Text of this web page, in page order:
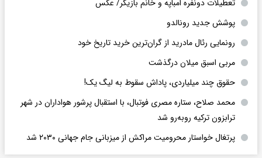
تعطیلات دونفره امباپه و خانم بازیگر/ عکس
پوشش جدید رونالدو
رونمایی رئال مادرید از گران‌ترین خرید تاریخ خود
مربی اسبق میلان درگذشت
حقوق چند میلیاردی، پاداش سقوط به لیگ یک!
محمد صلاح، ستاره مصری فوتبال، با استقبال پرشور هواداران در شهر
ترابزون ترکیه روبه‌رو شد
پرتغال خواستار محرومیت مراکش از میزبانی جام جهانی ۲۰۳۰ شد